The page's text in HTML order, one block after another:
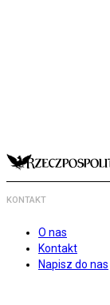
KONTAKT
O nas
Kontakt
Napisz do nas